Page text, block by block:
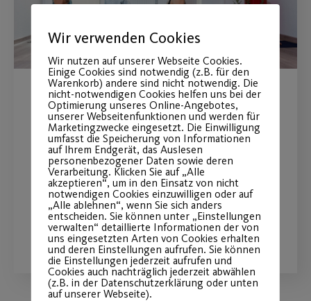
Sommerspecial Yin Yoga im
Element Feuer
Jetzt noch anmelden zum neuen Yin
Yoga Special
WEITERLESEN
Wir verwenden Cookies
Wir nutzen auf unserer Webseite Cookies.
Einige Cookies sind notwendig (z.B. für den
Warenkorb) andere sind nicht notwendig. Die
nicht-notwendigen Cookies helfen uns bei der
Optimierung unseres Online-Angebotes,
unserer Webseitenfunktionen und werden für
Marketingzwecke eingesetzt. Die Einwilligung
umfasst die Speicherung von Informationen
auf Ihrem Endgerät, das Auslesen
personenbezogener Daten sowie deren
Verarbeitung. Klicken Sie auf „Alle
akzeptieren“, um in den Einsatz von nicht
notwendigen Cookies einzuwilligen oder auf
„Alle ablehnen“, wenn Sie sich anders
entscheiden. Sie können unter „Einstellungen
verwalten“ detaillierte Informationen der von
uns eingesetzten Arten von Cookies erhalten
und deren Einstellungen aufrufen. Sie können
die Einstellungen jederzeit aufrufen und
Cookies auch nachträglich jederzeit abwählen
(z.B. in der Datenschutzerklärung oder unten
auf unserer Webseite).